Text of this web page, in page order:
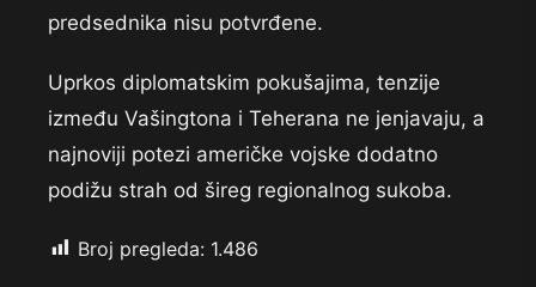
predsednika nisu potvrđene.
Uprkos diplomatskim pokušajima, tenzije
između Vašingtona i Teherana ne jenjavaju, a
najnoviji potezi američke vojske dodatno
podižu strah od šireg regionalnog sukoba.
Broj pregleda: 1.486